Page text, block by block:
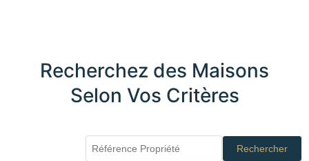
Recherchez des Maisons
Selon Vos Critères
Rechercher